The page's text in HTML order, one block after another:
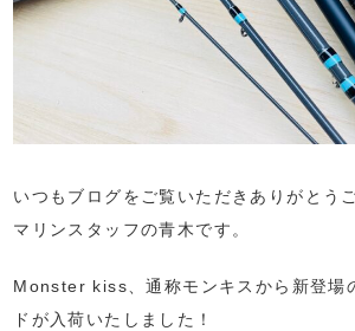
いつもブログをご覧いただきありがとう
マリンスタッフの青木です。
Monster kiss、通称モンキスから新登場
ドが入荷いたしました！